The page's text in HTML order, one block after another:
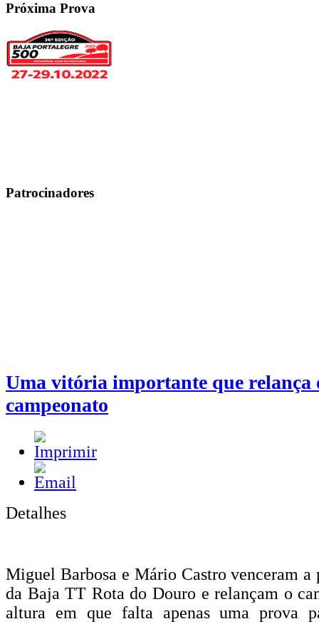
Próxima Prova
Patrocinadores
Uma vitória importante que relança
campeonato
Detalhes
Miguel Barbosa e Mário Castro venceram a
da Baja TT Rota do Douro e relançam o
altura em que falta apenas uma prova